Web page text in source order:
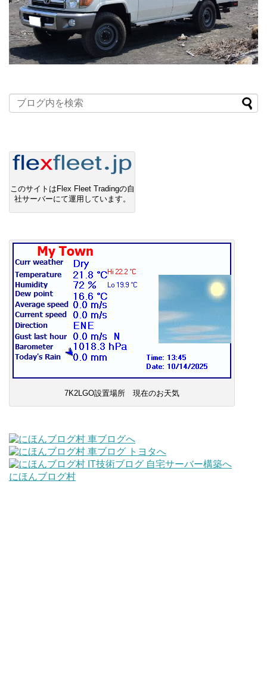
このサイトはFlex Fleet Tradingの自
社サーバーにて運用しています。
7K2LGO設置場所 現在のお天気
にほんブログ村